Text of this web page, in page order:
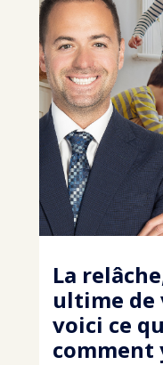
La
ultime de
voici ce
comment